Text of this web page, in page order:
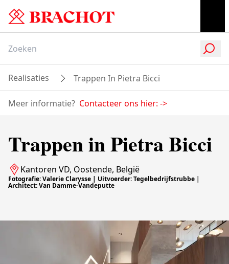
Realisaties Trappen In Pietra Bicci
Meer informatie? Contacteer ons hier: ->
Trappen in Pietra Bicci
Kantoren VD, Oostende, België
Fotografie: Valerie Clarysse | Uitvoerder: Tegelbedrijfstrubbe |
Architect: Van Damme-Vandeputte